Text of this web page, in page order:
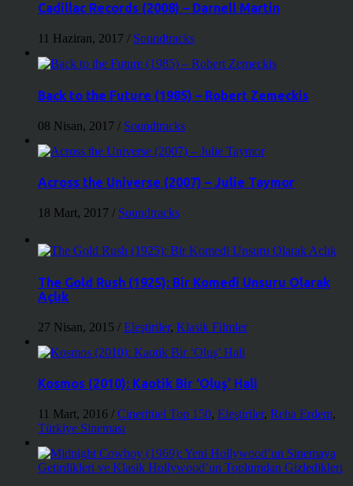
Cadillac Records (2008) – Darnell Martin
11 Haziran, 2017 / Soundtracks
Back to the Future (1985) – Robert Zemeckis
08 Nisan, 2017 / Soundtracks
Across the Universe (2007) – Julie Taymor
18 Mart, 2017 / Soundtracks
The Gold Rush (1925): Bir Komedi Unsuru Olarak
Açlık
27 Nisan, 2015 / Eleştiriler, Klasik Filmler
Kosmos (2010): Kaotik Bir ‘Oluş’ Hali
11 Mart, 2016 / Cineritüel Top 150, Eleştiriler, Reha Erdem,
Türkiye Sineması